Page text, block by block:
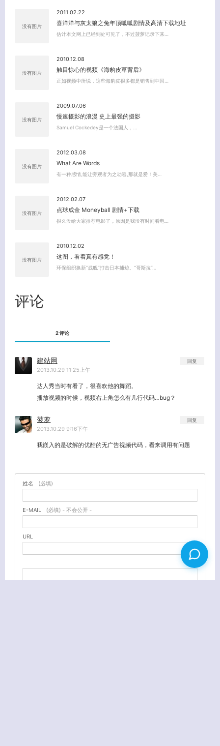
没有图片
2011.02.22
喜洋洋与灰太狼之兔年顶呱呱剧情及高清下载地址
估计本文网上已经到处可见了，不过菠萝记录下来…
没有图片
2010.12.08
触目惊心的视频《海豹皮草背后》
正如视频中所说，这些海豹皮很多都是销售到中国…
没有图片
2009.07.06
慢速摄影的浪漫 史上最强的摄影
Samuel Cockedey是一个法国人，…
没有图片
2012.03.08
What Are Words
有一种感情,能让旁观者为之动容,那就是爱！美…
没有图片
2012.02.07
点球成金 Moneyball 剧情+下载
很久没给大家推荐电影了，原因是我没有时间看电…
没有图片
2010.12.02
这图，看着真有感觉！
环保组织换新“战舰”打击日本捕鲸。“哥斯拉”…
评论
2 评论
建站网
2013.10.29 11:25上午
达人秀当时有看了，很喜欢他的舞蹈。
播放视频的时候，视频右上角怎么有几行代码…bug？
回复
菠萝
2013.10.29 9:16下午
我嵌入的是破解的优酷的无广告视频代码，看来调用有问题
回复
姓名 (必填)
E-MAIL (必填) - 不会公开 -
URL
关闭弹窗